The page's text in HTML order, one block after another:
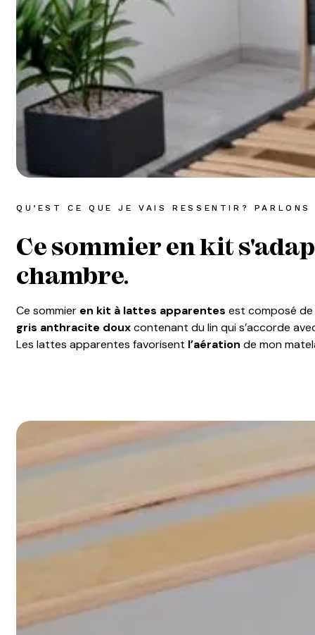
QU’EST CE QUE JE VAIS RESSENTIR?
Ce sommier en kit
chambre.
Ce sommier en kit à lattes apparentes est composé de
gris anthracite douxcontenant du lin qui s’accorde
Les lattes apparentes favorisent l’aération de mon